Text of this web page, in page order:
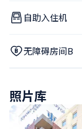
自助入住机
无障碍房间B
照片库